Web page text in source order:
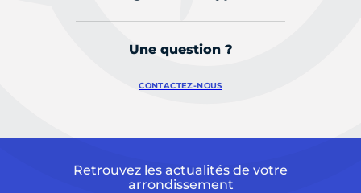
Une question ?
CONTACTEZ-NOUS
Retrouvez les actualités de votre
arrondissement